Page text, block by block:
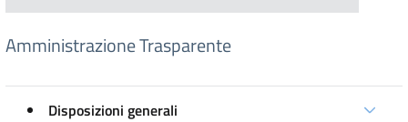
Amministrazione Trasparente
Disposizioni generali